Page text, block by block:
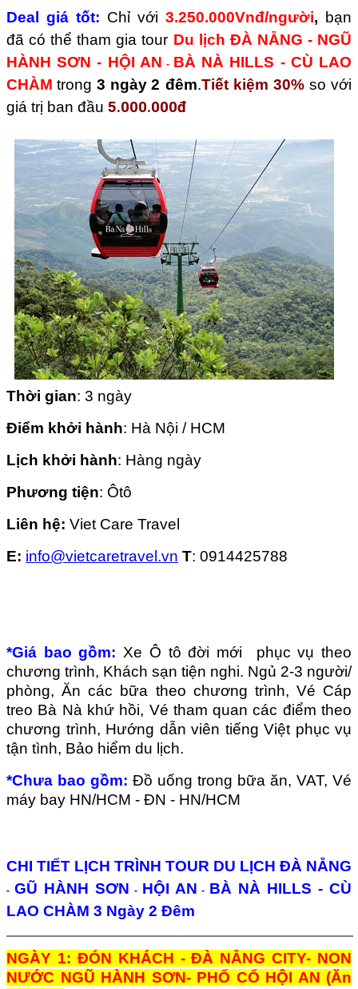
Deal giá tốt: Chỉ với 3.250.000Vnđ/người, bạn
đã có thể tham gia tour Du lịch ĐÀ NẴNG - NGŨ
HÀNH SƠN - HỘI AN - BÀ NÀ HILLS - CÙ LAO
CHÀM trong 3 ngày 2 đêm.Tiết kiệm 30% so với
giá trị ban đầu 5.000.000đ
Thời gian: 3 ngày
Điểm khởi hành: Hà Nội / HCM
Lịch khởi hành: Hàng ngày
Phương tiện: Ôtô
Liên hệ: Viet Care Travel
E: info@vietcaretravel.vn T: 0914425788
*Giá bao gồm: Xe Ô tô đời mới phục vụ theo
chương trình, Khách sạn tiện nghi. Ngủ 2-3 người/
phòng, Ăn các bữa theo chương trình, Vé Cáp
treo Bà Nà khứ hồi, Vé tham quan các điểm theo
chương trình, Hướng dẫn viên tiếng Việt phục vụ
tận tình, Bảo hiểm du lịch.
*Chưa bao gồm: Đồ uống trong bữa ăn, VAT, Vé
máy bay HN/HCM - ĐN - HN/HCM
CHI TIẾT LỊCH TRÌNH TOUR DU LỊCH ĐÀ NẴNG
- GŨ HÀNH SƠN - HỘI AN - BÀ NÀ HILLS - CÙ
LAO CHÀM 3 Ngày 2 Đêm
NGÀY 1: ĐÓN KHÁCH - ĐÀ NẴNG CITY- NON
NƯỚC NGŨ HÀNH SƠN- PHỐ CỔ HỘI AN (Ăn